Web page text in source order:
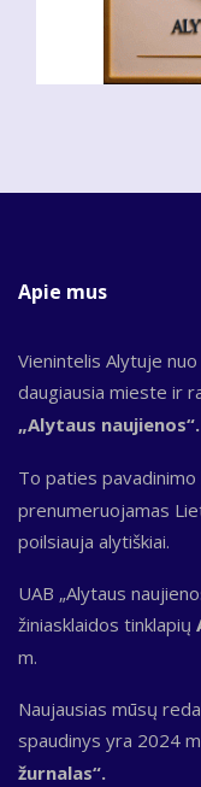
Apie mus
Vienintelis Alytuje
daugiausia mieste ir
„Alytaus naujienos“.
To paties
prenumeruojamas
poilsiauja alytiškiai.
UAB „Alytaus
žiniasklaidos tinklapių
m.
Naujausias mūsų
spaudinys yra 2024
žurnalas“.